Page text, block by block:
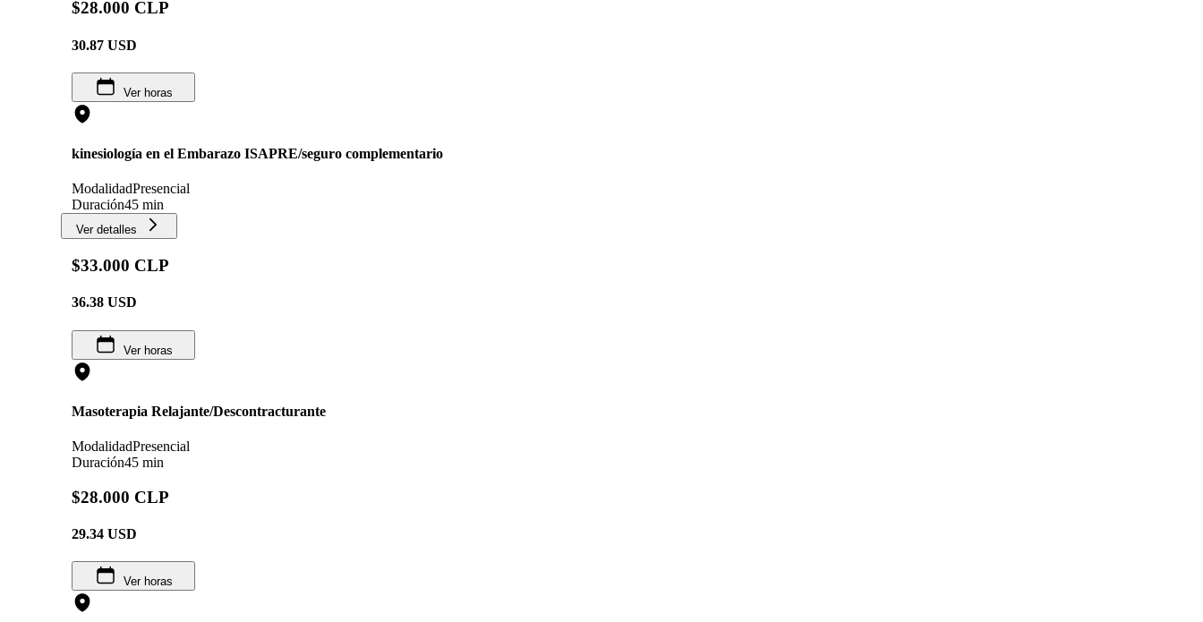
$28.000 CLP
30.87 USD
Ver horas
kinesiología en el Embarazo ISAPRE/seguro complementario
ModalidadPresencial
Duración45 min
Ver detalles
$33.000 CLP
36.38 USD
Ver horas
Masoterapia Relajante/Descontracturante
ModalidadPresencial
Duración45 min
$28.000 CLP
29.34 USD
Ver horas